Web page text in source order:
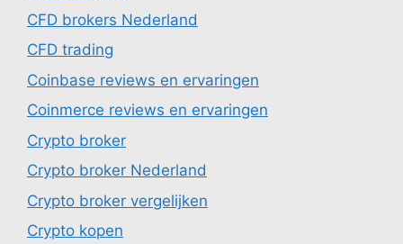
CFD brokers Nederland
CFD trading
Coinbase reviews en ervaringen
Coinmerce reviews en ervaringen
Crypto broker
Crypto broker Nederland
Crypto broker vergelijken
Crypto kopen